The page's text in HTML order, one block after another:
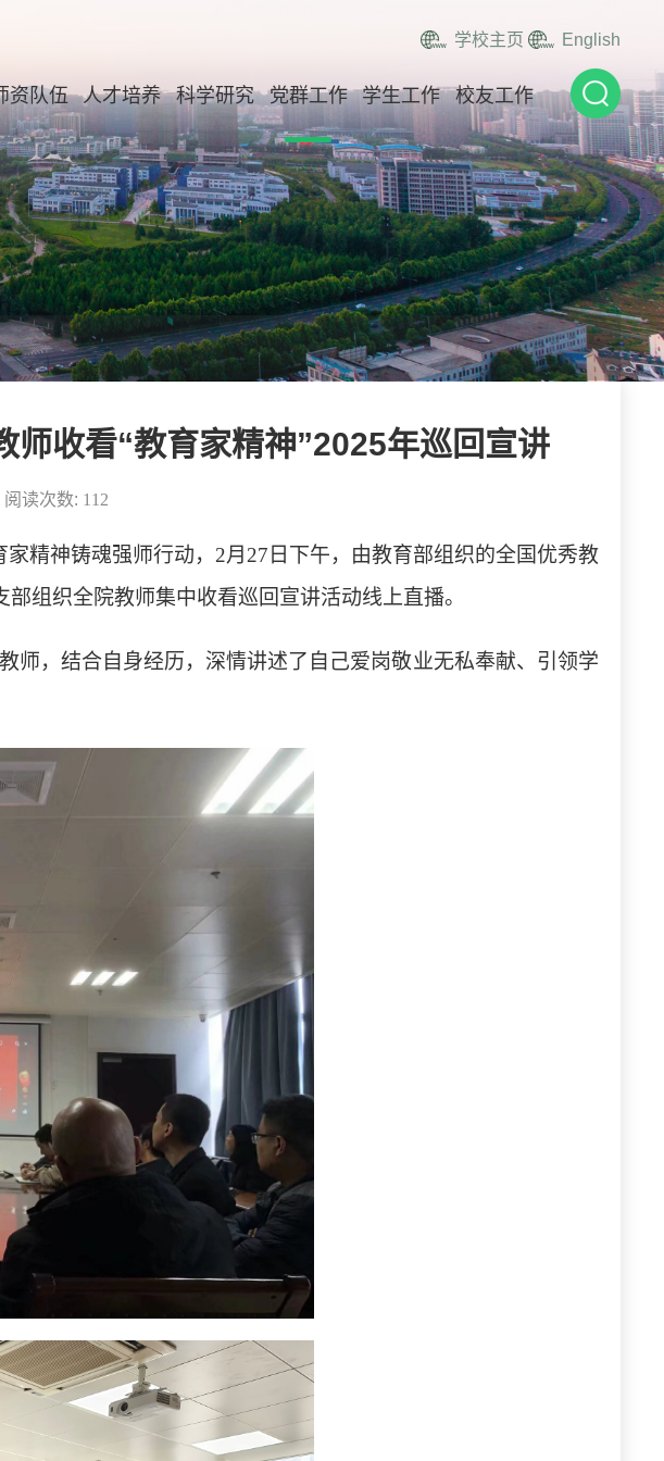
学校主页 English
资队伍 人才培养 科学研究 党群工作 学生工作 校友工作
收看“教育家精神”2025年巡回宣讲
读次数: 112
精神铸魂强师行动， 2月27日下午，由教育部组织的全国优秀教
组织全院教师集中收看巡回宣讲活动线上直播。
师，结合自身经历，深情讲述了自己爱岗敬业无私奉献、引领学